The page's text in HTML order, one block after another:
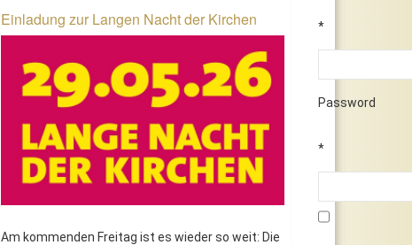
*
Password
*
Einladung zur Langen Nacht der Kirchen
Am kommenden Freitag ist es wieder so weit: Die